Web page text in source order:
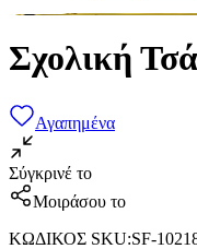
Σχολική
Αγαπημένα
Σύγκρινέ το
Μοιράσου το
ΚΩΔΙΚΟΣ SKU:SF-